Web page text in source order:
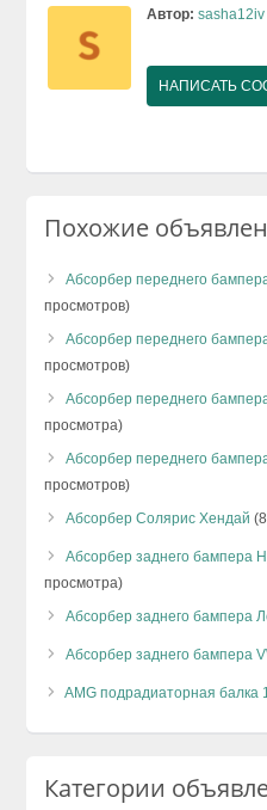
Автор: sasha12iv
НАПИСАТЬ
Похожие
Абсорбер переднего
просмотров)
Абсорбер переднего
просмотров)
Абсорбер переднего
просмотра)
Абсорбер переднего
просмотров)
Абсорбер Солярис Хендай
Абсорбер заднего бампера
просмотра)
Абсорбер заднего бампера
Абсорбер заднего бампера
AMG подрадиаторная балка
Категории